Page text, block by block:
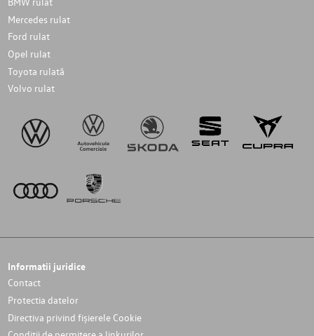
Mercedes rulat
Ford rulat
Opel rulat
Toyota rulată
Volvo rulat
Informatii juridice
Contact
Protectia datelor
Directiva privind fișierele Cookie